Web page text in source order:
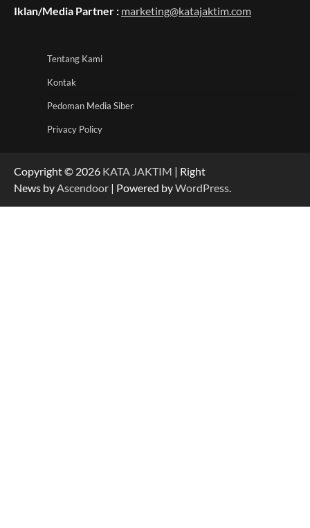
Iklan/Media Partner : marketing@katajaktim.com
Tentang Kami
Kontak
Pedoman Media Siber
Privacy Policy
Copyright © 2026 KATA JAKTIM | Right
News by Ascendoor | Powered byWordPress